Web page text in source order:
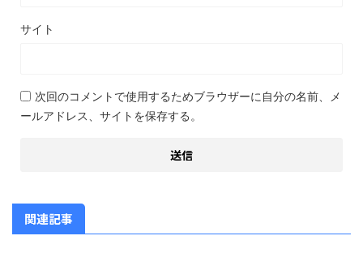
サイト
次回のコメントで使用するためブラウザーに自分の名前、メ
ールアドレス、サイトを保存する。
関連記事